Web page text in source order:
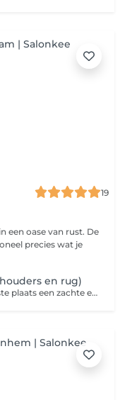
19
een oase van rust. De
wat je
en rug)
De ontspanningsmassage is in de eerste plaats een zachte en rustige variant van de klassieke massage en bestemd voor diegenen die hun spieren en lichaam op een vriendelijke manier willen ontspannen. Een ontspannen lichaam zorgt tegelijk voor mentale ontspanning. Een regelmatige ontspanningsmassage werkt ook preventief omdat het lichaam deze ontspanning opslaat in het lichaamsgeheugen en hier steeds makkelijker aan kan refereren.